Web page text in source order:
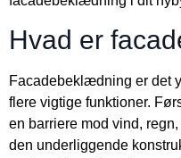
Hvad er
Facadebeklædning er det
flere vigtige funktioner.
en barriere mod vind,
den underliggende